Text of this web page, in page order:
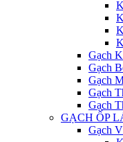
Gạch
Gạch
Gạch
Gạch
Gạch
GẠCH ỐP
Gạch